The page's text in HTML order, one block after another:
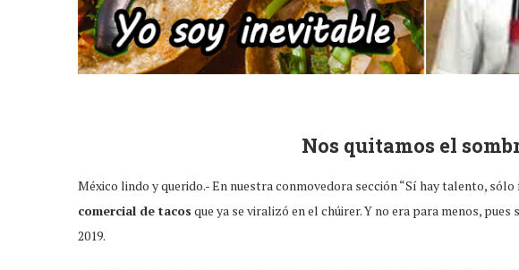
Nos quitamos el
México lindo y querido.- En nuestra conmovedora sección “Sí hay talento,
comercial de tacos que ya se viralizó en el chúirer. Y no era para menos,
2019.